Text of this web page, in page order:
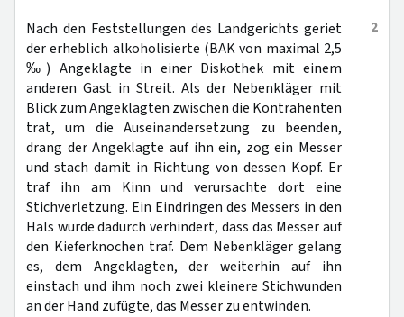
2
Nach den Feststellungen des Landgerichts geriet
der erheblich alkoholisierte (BAK von maximal 2,5
‰) Angeklagte in einer Diskothek mit einem
anderen Gast in Streit. Als der Nebenkläger mit
Blick zum Angeklagten zwischen die Kontrahenten
trat, um die Auseinandersetzung zu beenden,
drang der Angeklagte auf ihn ein, zog ein Messer
und stach damit in Richtung von dessen Kopf. Er
traf ihn am Kinn und verursachte dort eine
Stichverletzung. Ein Eindringen des Messers in den
Hals wurde dadurch verhindert, dass das Messer auf
den Kieferknochen traf. Dem Nebenkläger gelang
es, dem Angeklagten, der weiterhin auf ihn
einstach und ihm noch zwei kleinere Stichwunden
an der Hand zufügte, das Messer zu entwinden.